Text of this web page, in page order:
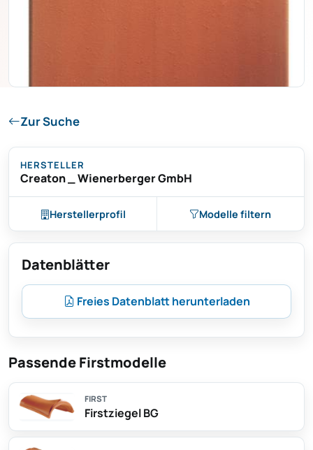
Zur Suche
HERSTELLER
Creaton _ Wienerberger GmbH
Herstellerprofil Modelle filtern
Datenblätter
Freies Datenblatt herunterladen
Passende Firstmodelle
FIRST
Firstziegel BG